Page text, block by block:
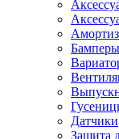
Бамперы
Датчики
Защита